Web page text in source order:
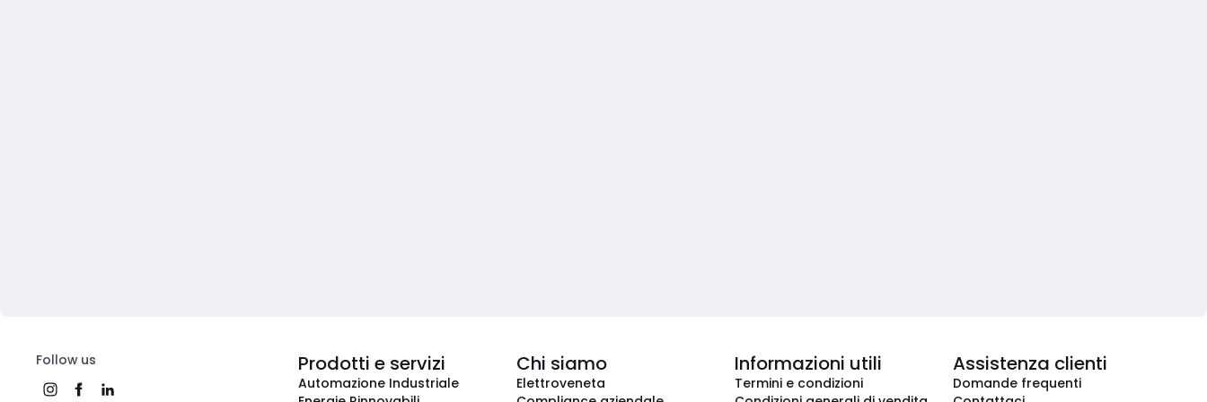
Follow us Prodotti e servizi
Automazione Industriale
Chi siamo
Elettroveneta
Informazioni utili
Termini e condizioni
Assistenza clienti
Domande frequenti